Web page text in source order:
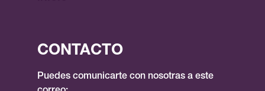
CONTACTO
Puedes comunicarte con nosotras a este